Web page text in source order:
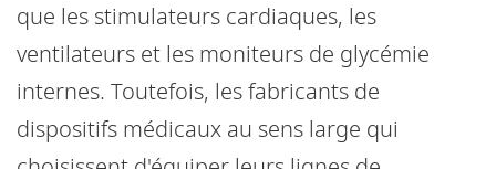
que les stimulateurs cardiaques, les
ventilateurs et les moniteurs de glycémie
internes. Toutefois, les fabricants de
dispositifs médicaux au sens large qui